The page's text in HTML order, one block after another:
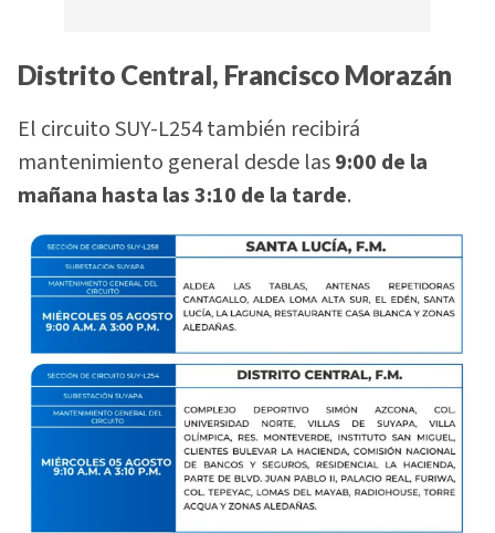
Distrito Central, Francisco Morazán
El circuito SUY-L254 también recibirá
mantenimiento general desde las9:00 de la
mañana hasta las 3:10 de la tarde.